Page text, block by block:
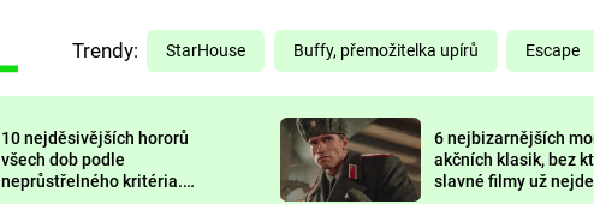
PREDÁTOR
DELIVERANCE
Trendy: StarHouse Buffy, přemožitelka upírů Escape
10 nejděsivějších hororů
všech dob podle
neprůstřelného kritéria.
6 nejbizarnějších
akčních klasik, bez
slavné filmy už nejde